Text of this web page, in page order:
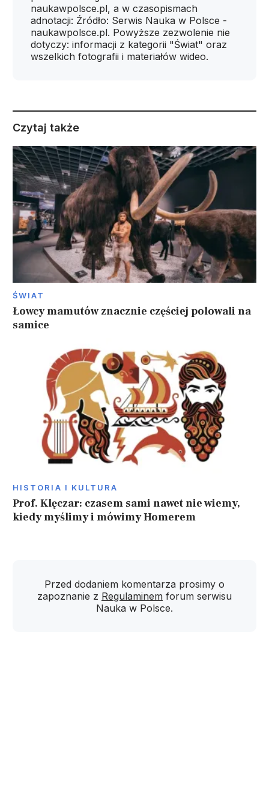
naukawpolsce.pl, a w czasopismach
adnotacji: Źródło: Serwis Nauka w Polsce -
naukawpolsce.pl. Powyższe zezwolenie nie
dotyczy: informacji z kategorii "Świat" oraz
wszelkich fotografii i materiałów wideo.
Czytaj także
ŚWIAT
Łowcy mamutów znacznie częściej polowali na
samice
HISTORIA I KULTURA
Prof. Klęczar: czasem sami nawet nie wiemy,
kiedy myślimy i mówimy Homerem
Przed dodaniem komentarza prosimy o
zapoznanie z Regulaminem forum serwisu
Nauka w Polsce.